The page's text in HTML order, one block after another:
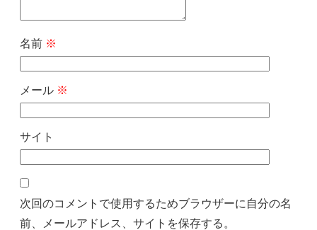
名前 ※
メール ※
サイト
次回のコメントで使用するためブラウザーに自分の名
前、メールアドレス、サイトを保存する。